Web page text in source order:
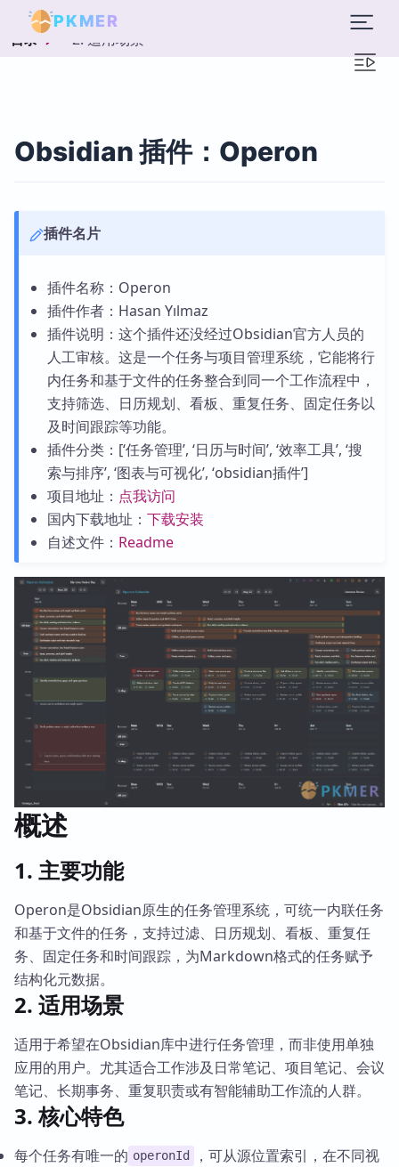
PKMER
目录 2. 适用场景
Obsidian 插件：Operon
插件名片
插件名称：Operon
插件作者：Hasan Yılmaz
插件说明：这个插件还没经过Obsidian官方人员的
人工审核。这是一个任务与项目管理系统，它能将行
内任务和基于文件的任务整合到同一个工作流程中，
支持筛选、日历规划、看板、重复任务、固定任务以
及时间跟踪等功能。
插件分类：[‘任务管理’, ‘日历与时间’, ‘效率工具’, ‘搜
索与排序’, ‘图表与可视化’, ‘obsidian插件’]
项目地址： 点我访问
国内下载地址： 下载安装
自述文件： Readme
概述
1. 主要功能
Operon是Obsidian原生的任务管理系统，可统一内联任务
和基于文件的任务，支持过滤、日历规划、看板、重复任
务、固定任务和时间跟踪，为Markdown格式的任务赋予
结构化元数据。
2. 适用场景
适用于希望在Obsidian库中进行任务管理，而非使用单独
应用的用户。尤其适合工作涉及日常笔记、项目笔记、会议
笔记、长期事务、重复职责或有智能辅助工作流的人群。
3. 核心特色
每个任务有唯一的 operonId
，可从源位置索引，在不同视